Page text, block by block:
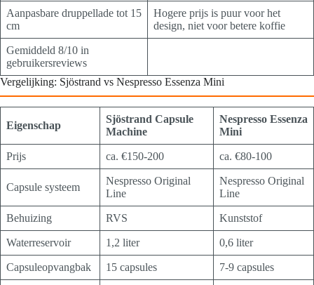
Aanpasbare druppellade tot 15
cm
Hogere prijs is puur voor het
design, niet voor betere koffie
Gemiddeld 8/10 in
gebruikersreviews
Vergelijking: Sjöstrand vs Nespresso Essenza Mini
Eigenschap
Sjöstrand Capsule
Machine
Nespresso Essenza
Mini
Prijs ca. €150-200 ca. €80-100
Capsule systeem
Nespresso Original
Line
Nespresso Original
Line
Behuizing RVS Kunststof
Waterreservoir 1,2 liter 0,6 liter
Capsuleopvangbak 15 capsules 7-9 capsules